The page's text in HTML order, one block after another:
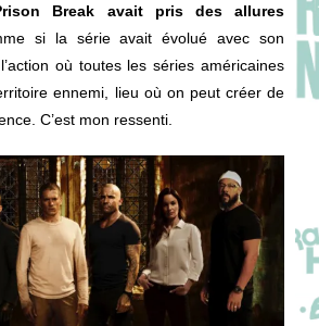
Break avait pris des allures
si la série avait évolué avec son
où toutes les séries américaines
ennemi, lieu où on peut créer de
C’est mon ressenti.